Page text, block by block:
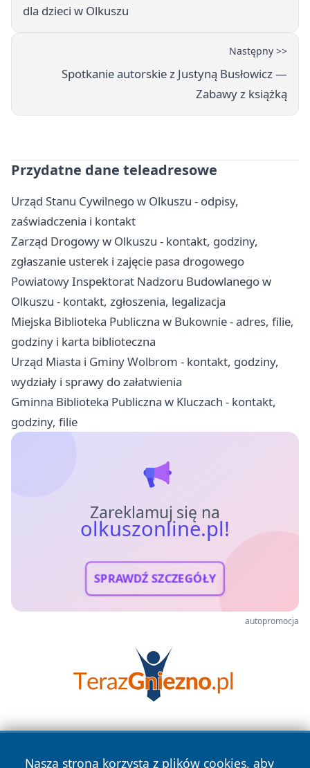
dla dzieci w Olkuszu
Następny >>
Spotkanie autorskie z Justyną Busłowicz —
Zabawy z książką
Przydatne dane teleadresowe
Urząd Stanu Cywilnego w Olkuszu - odpisy,
zaświadczenia i kontakt
Zarząd Drogowy w Olkuszu - kontakt, godziny,
zgłaszanie usterek i zajęcie pasa drogowego
Powiatowy Inspektorat Nadzoru Budowlanego w
Olkuszu - kontakt, zgłoszenia, legalizacja
Miejska Biblioteka Publiczna w Bukownie - adres, filie,
godziny i karta biblioteczna
Urząd Miasta i Gminy Wolbrom - kontakt, godziny,
wydziały i sprawy do załatwienia
Gminna Biblioteka Publiczna w Kluczach - kontakt,
godziny, filie
Zareklamuj się na
olkuszonline.pl!
SPRAWDŹ SZCZEGÓŁY
autopromocja
Nasza strona korzysta z plików cookies, aby